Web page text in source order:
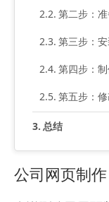
第二步：
第三步：
第四步：
第五步：
总结
公司网页制作